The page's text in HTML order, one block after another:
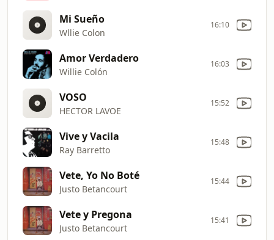
Mi Sueño
Wllie Colon
16:10
Amor Verdadero
Willie Colón
16:03
VOSO
HECTOR LAVOE
15:52
Vive y Vacila
Ray Barretto
15:48
Vete, Yo No Boté
Justo Betancourt
15:44
Vete y Pregona
Justo Betancourt
15:41